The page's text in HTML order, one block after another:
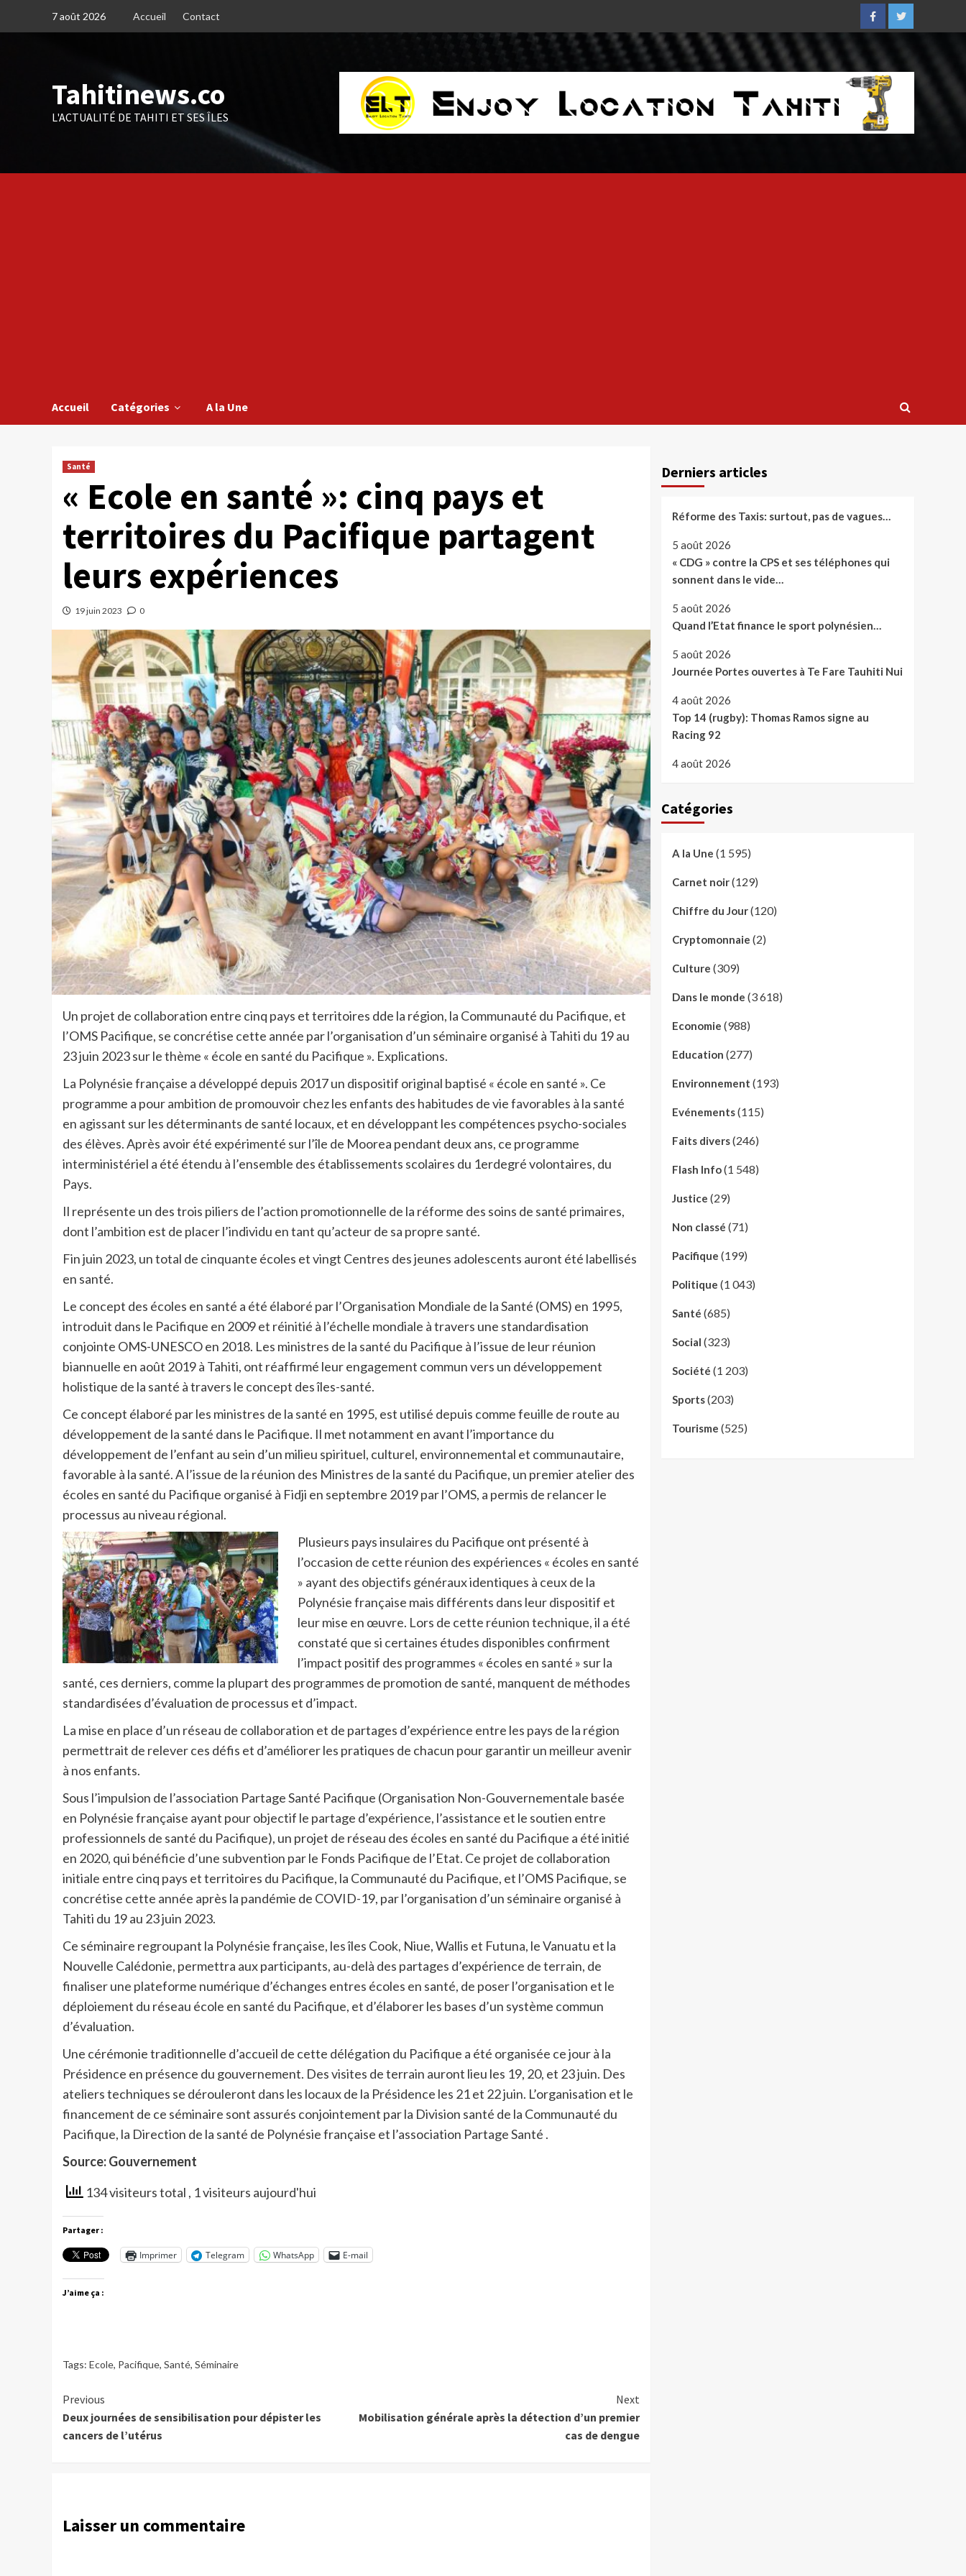
7 août 2026 Accueil Contact
FacebookTwitter
Tahitinews.co
L'ACTUALITÉ DE TAHITI ET SES ÎLES
Accueil Catégories A la Une
Santé
« Ecole en santé »: cinq pays et
territoires du Pacifique partagent
leurs expériences
19 juin 2023 0
Un projet de collaboration entre cinq pays et territoires dde la région, la Communauté du Pacifique, et
l’OMS Pacifique, se concrétise cette année par l’organisation d’un séminaire organisé à Tahiti du 19 au
23 juin 2023 sur le thème « école en santé du Pacifique ». Explications.
La Polynésie française a développé depuis 2017 un dispositif original baptisé « école en santé ». Ce
programme a pour ambition de promouvoir chez les enfants des habitudes de vie favorables à la santé
en agissant sur les déterminants de santé locaux, et en développant les compétences psycho-sociales
des élèves. Après avoir été expérimenté sur l’île de Moorea pendant deux ans, ce programme
interministériel a été étendu à l’ensemble des établissements scolaires du 1erdegré volontaires, du
Pays.
Il représente un des trois piliers de l’action promotionnelle de la réforme des soins de santé primaires,
dont l’ambition est de placer l’individu en tant qu’acteur de sa propre santé.
Fin juin 2023, un total de cinquante écoles et vingt Centres des jeunes adolescents auront été labellisés
en santé.
Le concept des écoles en santé a été élaboré par l’Organisation Mondiale de la Santé (OMS) en 1995,
introduit dans le Pacifique en 2009 et réinitié à l’échelle mondiale à travers une standardisation
conjointe OMS-UNESCO en 2018. Les ministres de la santé du Pacifique à l’issue de leur réunion
biannuelle en août 2019 à Tahiti, ont réaffirmé leur engagement commun vers un développement
holistique de la santé à travers le concept des îles-santé.
Ce concept élaboré par les ministres de la santé en 1995, est utilisé depuis comme feuille de route au
développement de la santé dans le Pacifique. Il met notamment en avant l’importance du
développement de l’enfant au sein d’un milieu spirituel, culturel, environnemental et communautaire,
favorable à la santé. A l’issue de la réunion des Ministres de la santé du Pacifique, un premier atelier des
écoles en santé du Pacifique organisé à Fidji en septembre 2019 par l’OMS, a permis de relancer le
processus au niveau régional.
Plusieurs pays insulaires du Pacifique ont présenté à
l’occasion de cette réunion des expériences « écoles en santé
» ayant des objectifs généraux identiques à ceux de la
Polynésie française mais différents dans leur dispositif et
leur mise en œuvre. Lors de cette réunion technique, il a été
constaté que si certaines études disponibles confirment
l’impact positif des programmes « écoles en santé » sur la
santé, ces derniers, comme la plupart des programmes de promotion de santé, manquent de méthodes
standardisées d’évaluation de processus et d’impact.
La mise en place d’un réseau de collaboration et de partages d’expérience entre les pays de la région
permettrait de relever ces défis et d’améliorer les pratiques de chacun pour garantir un meilleur avenir
à nos enfants.
Sous l’impulsion de l’association Partage Santé Pacifique (Organisation Non-Gouvernementale basée
en Polynésie française ayant pour objectif le partage d’expérience, l’assistance et le soutien entre
professionnels de santé du Pacifique), un projet de réseau des écoles en santé du Pacifique a été initié
en 2020, qui bénéficie d’une subvention par le Fonds Pacifique de l’Etat. Ce projet de collaboration
initiale entre cinq pays et territoires du Pacifique, la Communauté du Pacifique, et l’OMS Pacifique, se
concrétise cette année après la pandémie de COVID-19, par l’organisation d’un séminaire organisé à
Tahiti du 19 au 23 juin 2023.
Ce séminaire regroupant la Polynésie française, les îles Cook, Niue, Wallis et Futuna, le Vanuatu et la
Nouvelle Calédonie, permettra aux participants, au-delà des partages d’expérience de terrain, de
finaliser une plateforme numérique d’échanges entres écoles en santé, de poser l’organisation et le
déploiement du réseau école en santé du Pacifique, et d’élaborer les bases d’un système commun
d’évaluation.
Une cérémonie traditionnelle d’accueil de cette délégation du Pacifique a été organisée ce jour à la
Présidence en présence du gouvernement. Des visites de terrain auront lieu les 19, 20, et 23 juin. Des
ateliers techniques se dérouleront dans les locaux de la Présidence les 21 et 22 juin. L’organisation et le
financement de ce séminaire sont assurés conjointement par la Division santé de la Communauté du
Pacifique, la Direction de la santé de Polynésie française et l’association Partage Santé .
Source: Gouvernement
134 visiteurs total , 1 visiteurs aujourd'hui
Partager :
Imprimer Telegram WhatsApp E-mail
J’aime ça :
Tags: Ecole, Pacifique, Santé, Séminaire
Continue
Reading
Previous
Deux journées de sensibilisation pour dépister les
cancers de l’utérus
Next
Mobilisation générale après la détection d’un premier
cas de dengue
Laisser un commentaire
Derniers articles
Réforme des Taxis: surtout, pas de vagues…
5 août 2026
« CDG » contre la CPS et ses téléphones qui
sonnent dans le vide…
5 août 2026
Quand l’Etat finance le sport polynésien…
5 août 2026
Journée Portes ouvertes à Te Fare Tauhiti Nui
4 août 2026
Top 14 (rugby): Thomas Ramos signe au
Racing 92
4 août 2026
Catégories
A la Une (1 595)
Carnet noir(129)
Chiffre du Jour(120)
Cryptomonnaie (2)
Culture (309)
Dans le monde (3 618)
Economie (988)
Education (277)
Environnement (193)
Evénements(115)
Faits divers(246)
Flash Info(1 548)
Justice (29)
Non classé (71)
Pacifique (199)
Politique (1 043)
Santé (685)
Social (323)
Société (1 203)
Sports(203)
Tourisme (525)